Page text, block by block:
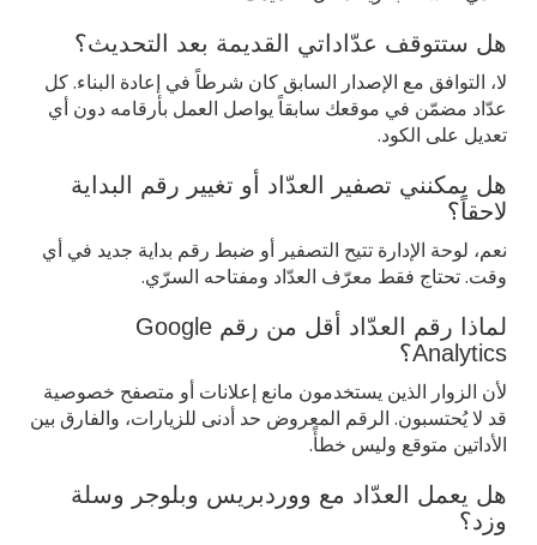
هل ستتوقف عدّاداتي القديمة بعد التحديث؟
لا، التوافق مع الإصدار السابق كان شرطاً في إعادة البناء. كل
عدّاد مضمّن في موقعك سابقاً يواصل العمل بأرقامه دون أي
تعديل على الكود.
هل يمكنني تصفير العدّاد أو تغيير رقم البداية
لاحقاً؟
نعم، لوحة الإدارة تتيح التصفير أو ضبط رقم بداية جديد في أي
وقت. تحتاج فقط معرّف العدّاد ومفتاحه السرّي.
لماذا رقم العدّاد أقل من رقم Google
Analytics؟
لأن الزوار الذين يستخدمون مانع إعلانات أو متصفح خصوصية
قد لا يُحتسبون. الرقم المعروض حد أدنى للزيارات، والفارق بين
الأداتين متوقع وليس خطأً.
هل يعمل العدّاد مع ووردبريس وبلوجر وسلة
وزد؟